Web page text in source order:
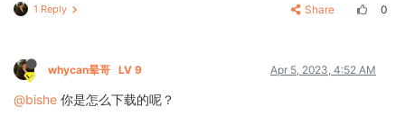
1 Reply Share 0
whycan晕哥 LV 9 Apr 5, 2023, 4:52 AM
@bishe 你是怎么下载的呢？